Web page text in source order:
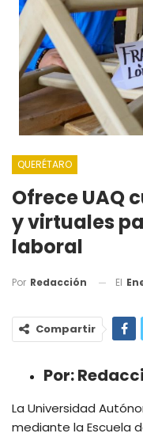
QUERÉTARO
Ofrece UAQ
y virtuales
laboral
Por Redacción El
Compartir
Por:
La Universidad
mediante la Escuela